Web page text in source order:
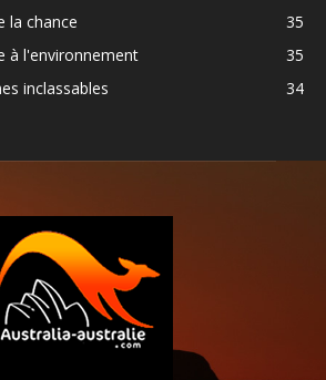
la chance
35
à l'environnement
35
inclassables
34